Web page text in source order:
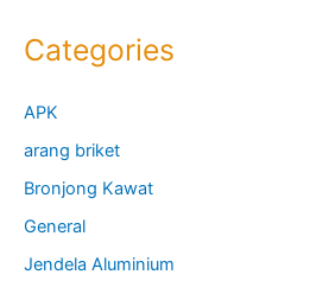
Categories
APK
arang briket
Bronjong Kawat
General
Jendela Aluminium